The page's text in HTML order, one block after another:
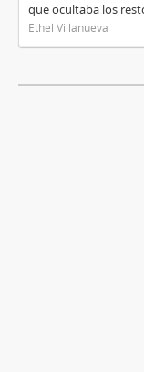
que ocultaba los
Ethel Villanueva